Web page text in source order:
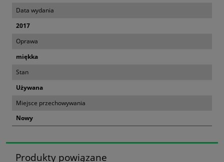
Data wydania
2017
Oprawa
miękka
Stan
Używana
Miejsce przechowywania
Nowy
Produkty powiązane